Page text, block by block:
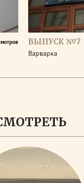
ВЫПУСК №7
Варварка